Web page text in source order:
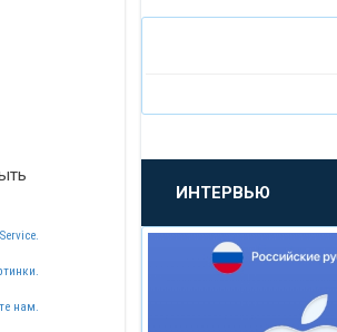
нам.
«ПРОМСВЯЗЬБАНК»
«НОВИКОМБАНК»
ИНТЕРВЬЮ